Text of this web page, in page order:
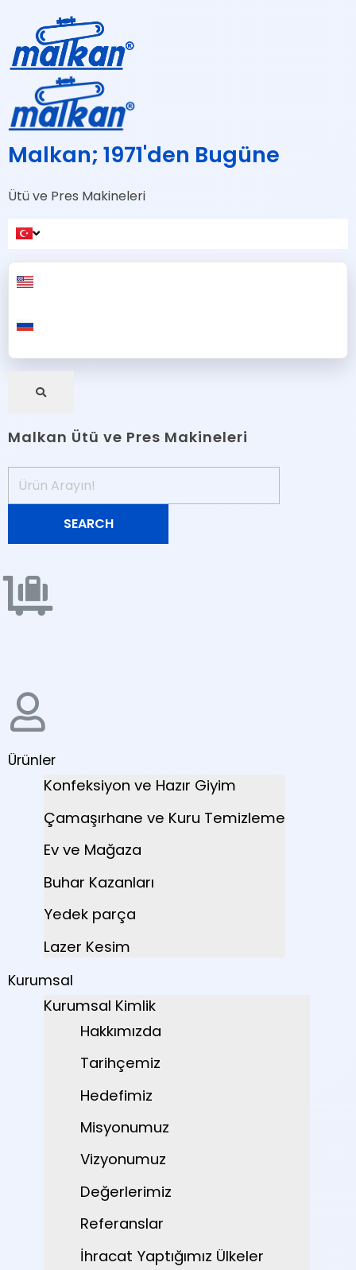
Malkan; 1971'den Bugüne
Ütü ve Pres Makineleri
Malkan Ütü ve Pres Makineleri
Ürünler
Konfeksiyon ve Hazır Giyim
Çamaşırhane ve Kuru Temizleme
Ev ve Mağaza
Buhar Kazanları
Yedek parça
Lazer Kesim
Kurumsal
Kurumsal Kimlik
Hakkımızda
Tarihçemiz
Hedefimiz
Misyonumuz
Vizyonumuz
Değerlerimiz
Referanslar
İhracat Yaptığımız Ülkeler